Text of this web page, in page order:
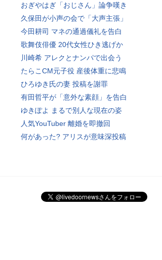
おぎやはぎ「おじさん」論争嘆き
久保田が小声の会で「大声主張」
今田耕司 マネの通過儀礼を告白
歌舞伎俳優 20代女性ひき逃げか
川崎希 アレクとナンパで出会う
たらこCM元子役 産後体重に悲鳴
ひろゆき氏の妻 投稿を謝罪
有田哲平が「意外な素顔」を告白
ゆきぽよ まるで別人な現在の姿
人気YouTuber 離婚を即撤回
何があった? アリスが意味深投稿